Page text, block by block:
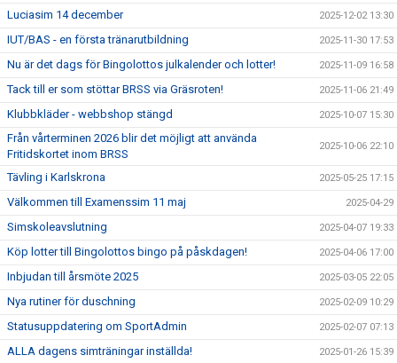
Luciasim 14 december 2025-12-02 13:30
IUT/BAS - en första tränarutbildning 2025-11-30 17:53
Nu är det dags för Bingolottos julkalender och lotter! 2025-11-09 16:58
Tack till er som stöttar BRSS via Gräsroten! 2025-11-06 21:49
Klubbkläder - webbshop stängd 2025-10-07 15:30
Från vårterminen 2026 blir det möjligt att använda
Fritidskortet inom BRSS
2025-10-06 22:10
Tävling i Karlskrona 2025-05-25 17:15
Välkommen till Examenssim 11 maj 2025-04-29
Simskoleavslutning 2025-04-07 19:33
Köp lotter till Bingolottos bingo på påskdagen! 2025-04-06 17:00
Inbjudan till årsmöte 2025 2025-03-05 22:05
Nya rutiner för duschning 2025-02-09 10:29
Statusuppdatering om SportAdmin 2025-02-07 07:13
ALLA dagens simträningar inställda! 2025-01-26 15:39